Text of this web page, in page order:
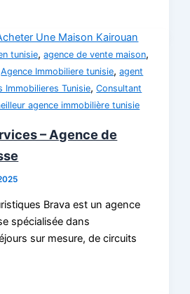
tunisie,agence de vente maison,
Agence Immobiliere tunisie,agent
Immobilieres Tunisie,Consultant
agence immobilière tunisie
– Agence de
Brava est un agence
spécialisée dans
sur mesure, de circuits